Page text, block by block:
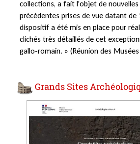
collections, a fait l'objet de nouvelles
précédentes prises de vue datant de
dispositif a été mis en place pour
clichés très détaillés de cet
gallo-romain. » (Réunion des
Grands Sites